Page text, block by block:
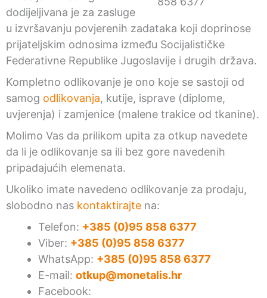
dodijeljivana je za zasluge
u izvršavanju povjerenih zadataka koji doprinose
prijateljskim odnosima između Socijalističke
Federativne Republike Jugoslavije i drugih država.
Kompletno odlikovanje je ono koje se sastoji od
samog odlikovanja, kutije, isprave (diplome,
uvjerenja) i zamjenice (malene trakice od tkanine).
Molimo Vas da prilikom upita za otkup navedete
da li je odlikovanje sa ili bez gore navedenih
pripadajućih elemenata.
Ukoliko imate navedeno odlikovanje za prodaju,
slobodno nas kontaktirajtena:
Telefon: +385 (0)95 858 6377
Viber: +385 (0)95 858 6377
WhatsApp: +385 (0)95 858 6377
E-mail: otkup@monetalis.hr
Facebook: